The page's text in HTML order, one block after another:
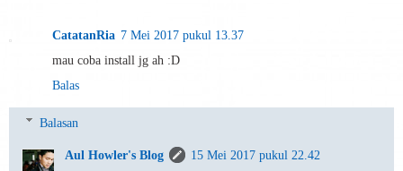
CatatanRia 7 Mei 2017 pukul 13.37
mau coba install jg ah :D
Balas
Balasan
Aul Howler's Blog
15 Mei 2017 pukul 22.42